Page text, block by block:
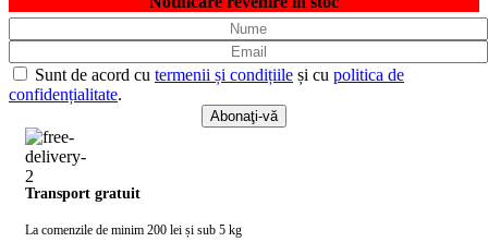
Sunt de acord cu termenii și condițiile și cu politica de
confidențialitate.
Transport gratuit
La comenzile de minim 200 lei și sub 5 kg